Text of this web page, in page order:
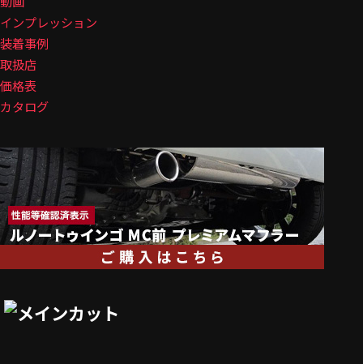
インプレッション
装着事例
取扱店
価格表
カタログ